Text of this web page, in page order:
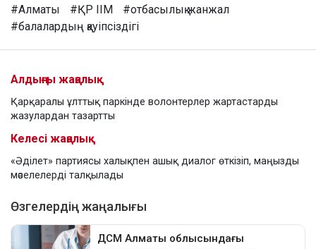
#Алматы #ҚР ІІМ
#отбасылық жанжал
#балалардың қауіпсіздігі
Алдыңғы жаңалық
Қарқаралы ұлттық паркінде волонтерлер жартастарды
жазулардан тазартты
Келесі жаңалық
«Әділет» партиясы халықпен ашық диалог өткізіп, маңызды
мәселелерді талқылады